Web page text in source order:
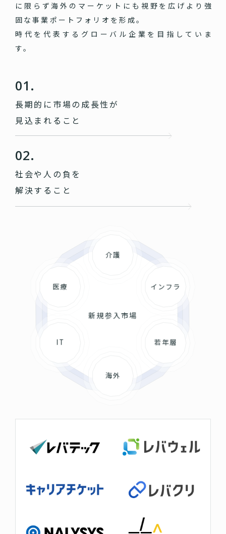
に限らず海外のマーケットにも視野を広げより強
固な事業ポートフォリオを形成。
時代を代表するグローバル企業を目指していま
す。
01.
長期的に市場の成長性が
見込まれること
02.
社会や人の負を
解決すること
新規参入市場
介護
インフラ
若年層
海外
IT
医療